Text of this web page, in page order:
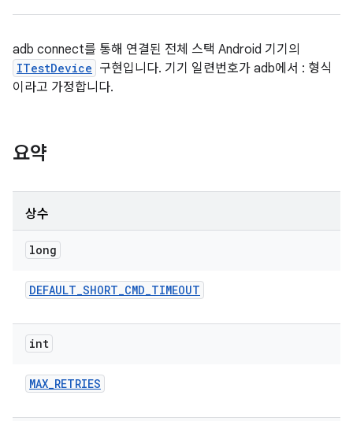
adb connect를 통해 연결된 전체 스택 Android 기기의
ITestDevice 구현입니다. 기기 일련번호가 adb에서 : 형식
이라고 가정합니다.
요약
상수
long
DEFAULT_SHORT_CMD_TIMEOUT
int
MAX_RETRIES